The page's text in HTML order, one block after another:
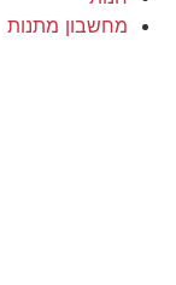
מחשבון מתנות